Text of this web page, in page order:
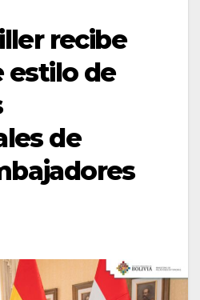
recibe
estilo de
de